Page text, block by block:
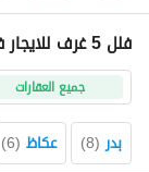
فلل 5 غرف للايجار في جنوب الرياض
جميع العقارات
بدر (
8
) عكاظ (
6
)